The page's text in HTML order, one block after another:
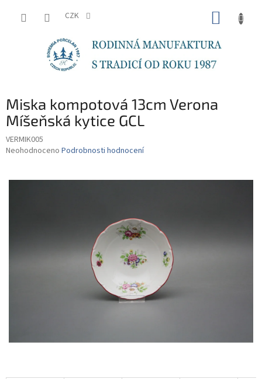
CZK
Miska kompotová 13cm Verona
Míšeňská kytice GCL
VERMIK005
Průměrné
je
Neohodnoceno Podrobnosti hodnocení